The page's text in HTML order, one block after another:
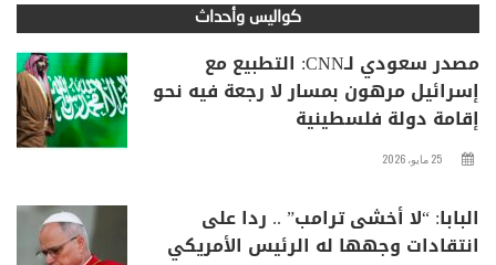
كواليس وأحداث
مصدر سعودي لـCNN: التطبيع مع
إسرائيل مرهون بمسار لا رجعة فيه نحو
إقامة دولة فلسطينية
25 مايو، 2026
البابا: “لا أخشى ترامب” .. ردا على
انتقادات وجهها له الرئيس الأمريكي